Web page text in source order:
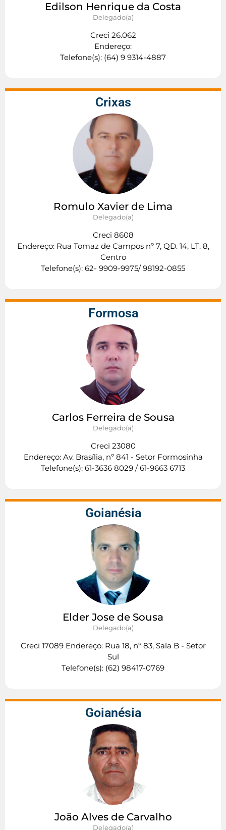
Edilson Henrique da Costa
Delegado(a)
Creci 26.062
Endereço:
Telefone(s): (64) 9 9314-4887
Crixas
Romulo Xavier de Lima
Delegado(a)
Creci 8608
Endereço: Rua Tomaz de Campos nº 7, QD. 14, LT. 8,
Centro
Telefone(s): 62- 9909-9975/ 98192-0855
Formosa
Carlos Ferreira de Sousa
Delegado(a)
Creci 23080
Endereço: Av. Brasília, nº 841 - Setor Formosinha
Telefone(s): 61-3636 8029 / 61-9663 6713
Goianésia
Elder Jose de Sousa
Delegado(a)
Creci 17089 Endereço: Rua 18, nº 83, Sala B - Setor
Sul
Telefone(s): (62) 98417-0769
Goianésia
João Alves de Carvalho
Delegado(a)